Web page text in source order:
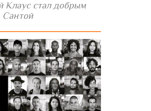
Клаус стал добрым
Сантой